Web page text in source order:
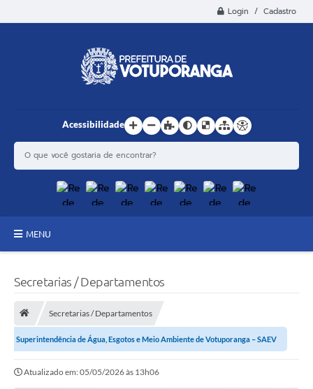
Login / Cadastro
Acessibilidade
MENU
Notícias
Secretarias / Departamentos
Secretarias / Departamentos
Superintendência de Água, Esgotos e Meio Ambiente de Votuporanga – SAEV
Atualizado em: 05/05/2026 às 13h06